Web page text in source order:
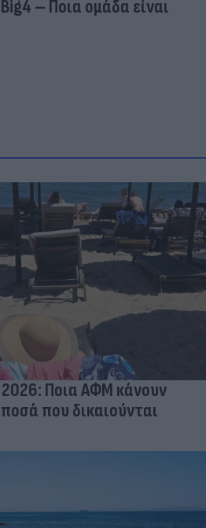
– Ποια ομάδα είναι
2026: Ποια ΑΦΜ κάνουν
που δικαιούνται